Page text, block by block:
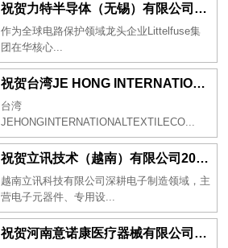
祝贺力特半导体（无锡）有限公司2026年一次性成功通过RBA-VAP认证审核并取得170.2分
作为全球电路保护领域龙头企业Littelfuse集
团在华核心...
祝贺台湾JE HONG INTERNATIONAL TEXTILE CO., LTD 2026年一次性成功通过GRS认证
台湾
JEHONGINTERNATIONALTEXTILECO...
祝贺立讯技术（越南）有限公司2026年一次性成功通过RBA-VAP审核获得金牌评级！
越南立讯科技有限公司深耕电子制造领域，主
营电子元器件、专用设...
祝贺河南意诺康医疗器械有限公司2026年一次性成功通过GMP认证